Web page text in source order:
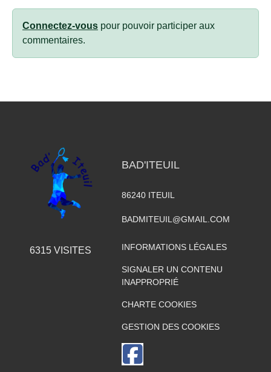
Connectez-vous pour pouvoir participer aux
commentaires.
6315 VISITES
BAD'ITEUIL
86240 ITEUIL
BADMITEUIL@GMAIL.COM
INFORMATIONS LÉGALES
SIGNALER UN CONTENU
INAPPROPRIÉ
CHARTE COOKIES
GESTION DES COOKIES